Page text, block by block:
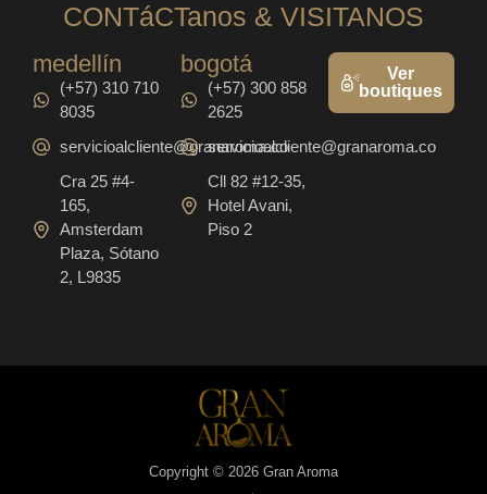
CONTáCTanos & VISITANOS
medellín
(+57) 310 710
8035
servicioalcliente@granaroma.co
Cra 25 #4-
165,
Amsterdam
Plaza, Sótano
2, L9835
bogotá
(+57) 300 858
2625
servicioalcliente@granaroma.co
Cll 82 #12-35,
Hotel Avani,
Piso 2
Ver
boutiques
Copyright © 2026 Gran Aroma